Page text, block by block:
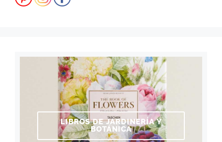
LIBROS DE JARDINERÍA Y
BOTÁNICA